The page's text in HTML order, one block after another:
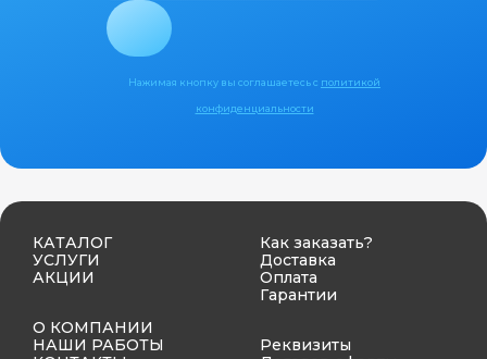
Нажимая кнопку вы соглашаетесь с политикой
конфиденциальности
КАТАЛОГ
УСЛУГИ
АКЦИИ
О КОМПАНИИ
НАШИ РАБОТЫ
Как заказать?
Доставка
Оплата
Гарантии
Реквизиты